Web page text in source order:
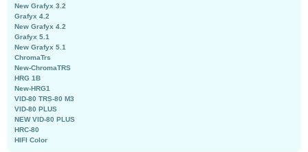
New Grafyx 3.2
Grafyx 4.2
New Grafyx 4.2
Grafyx 5.1
New Grafyx 5.1
ChromaTrs
New-ChromaTRS
HRG 1B
New-HRG1
VID-80 TRS-80 M3
VID-80 PLUS
NEW VID-80 PLUS
HRC-80
HIFI Color